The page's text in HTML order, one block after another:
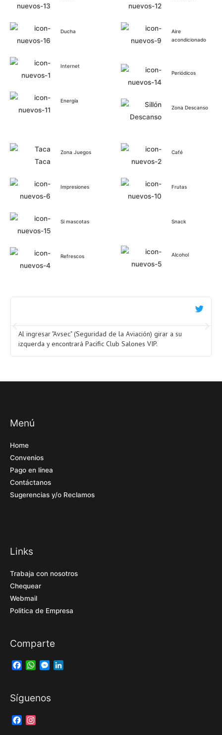
Ducha
Internet
Energía
Aire
acondicionado
Periódicos
Zona Descanso
Zona Juegos
Impresiones
Si mascotas
Refrescos
Café
Frutas
Snack
Alcohol
Al ingresar "Avsec" (Seguridad de la Aviación) girar a su
izquerda y encontrará Pacific Club Salones VIP.
Menú
Home
Convenios
Pago en línea
Contáctanos
Sugerencias y/o Reclamos
Links
Trabaja con nosotros
Chequear
Webmail
Politica de Empresa
Comparte
Facebook
WhatsApp
Messenger
Síguenos
Facebook